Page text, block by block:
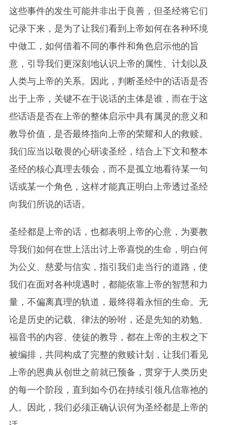
这些事件的发生可能并非出于良善，但圣经将它们
记录下来，是为了让我们看到上帝如何在各种环境
中做工，如何借着不同的事件和角色启示他的旨
意，引导我们更深刻地认识上帝的属性、计划以及
人类与上帝的关系。因此，判断圣经中的话语是否
出于上帝，关键不在于说话的主体是谁，而在于这
些话语是否在上帝的整体启示中具有属灵的意义和
教导价值，是否最终指向上帝的荣耀和人的救赎。
我们应当以敬畏的心研读圣经，结合上下文和整本
圣经的核心真理去领会，而不是孤立地看待某一句
话或某一个角色，这样才能真正明白上帝透过圣经
向我们所说的话语。
圣经都是上帝的话，也都表明上帝的心意，为要教
导我们如何在世上活出讨上帝喜悦的生命，明白何
为公义、慈爱与信实，指引我们走当行的道路，使
我们在面对各种境遇时，都能依靠上帝的智慧和力
量，不偏离真理的轨道，最终得着永恒的生命。无
论是历史的记载、律法的吩咐，还是先知的劝勉、
福音书的内容、使徒的教导，都在上帝的主权之下
被编排，共同构成了完整的救赎计划，让我们看见
上帝的恩典从创世之前就已预备，贯穿于人类历史
的每一个阶段，直到如今仍在持续引领凡信靠祂的
人。因此，我们必须正确认识何为圣经都是上帝的